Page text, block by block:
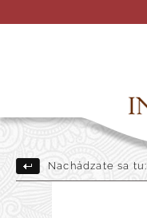
Nachádzate sa tu: